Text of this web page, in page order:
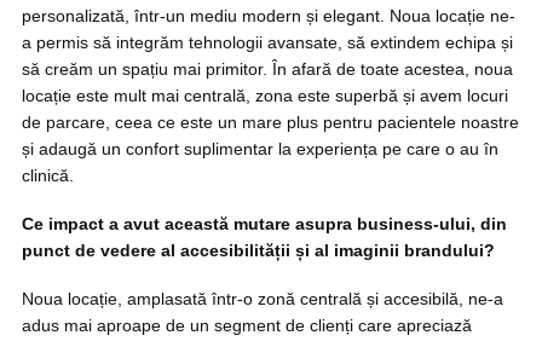
personalizată, într-un mediu modern și elegant. Noua locație ne-
a permis să integrăm tehnologii avansate, să extindem echipa și
să creăm un spațiu mai primitor. În afară de toate acestea, noua
locație este mult mai centrală, zona este superbă și avem locuri
de parcare, ceea ce este un mare plus pentru pacientele noastre
și adaugă un confort suplimentar la experiența pe care o au în
clinică.
Ce impact a avut această mutare asupra business-ului, din
punct de vedere al accesibilității și al imaginii brandului?
Noua locație, amplasată într-o zonă centrală și accesibilă, ne-a
adus mai aproape de un segment de clienți care apreciază